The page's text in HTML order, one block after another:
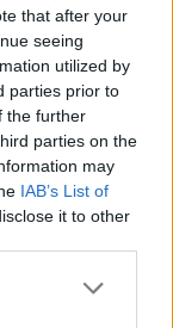
that after your
seeing
utilized by
parties prior to
the further
parties on the
may
IAB’s List of
it to other
more Google
az
A